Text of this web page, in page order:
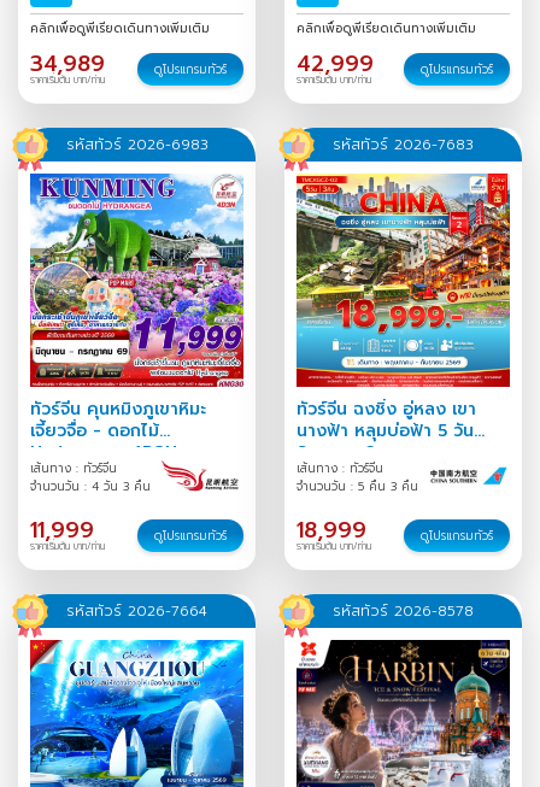
คลิกเพื่อดูพีเรียดเดินทางเพิ่มเติม
34,989
ราคาเริ่มต้น บาท/ท่าน
ดูโปรแกรมทัวร์
ธ.ค.-01 ม.ค./31 ธ.ค.-06 ม.ค.
/
คลิกเพื่อดูพีเรียดเดินทางเพิ่มเติม
42,999
ราคาเริ่มต้น บาท/ท่าน
ดูโปรแกรมทัวร์
รหัสทัวร์ 2026-6983
ทัวร์จีน คุนหมิงภูเขาหิมะ
เจี้ยวจื่อ - ดอกไม้
Hydrangea 4D3N
เส้นทาง : ทัวร์จีน
จำนวนวัน : 4 วัน 3 คืน
11,999
ราคาเริ่มต้น บาท/ท่าน
ดูโปรแกรมทัวร์
รหัสทัวร์ 2026-7683
ทัวร์จีน ฉงชิ่ง อู่หลง เขา
นางฟ้า หลุมบ่อฟ้า 5 วัน
Season 2
เส้นทาง : ทัวร์จีน
จำนวนวัน : 5 คืน 3 คืน
18,999
ราคาเริ่มต้น บาท/ท่าน
ดูโปรแกรมทัวร์
รหัสทัวร์ 2026-7664 รหัสทัวร์ 2026-8578